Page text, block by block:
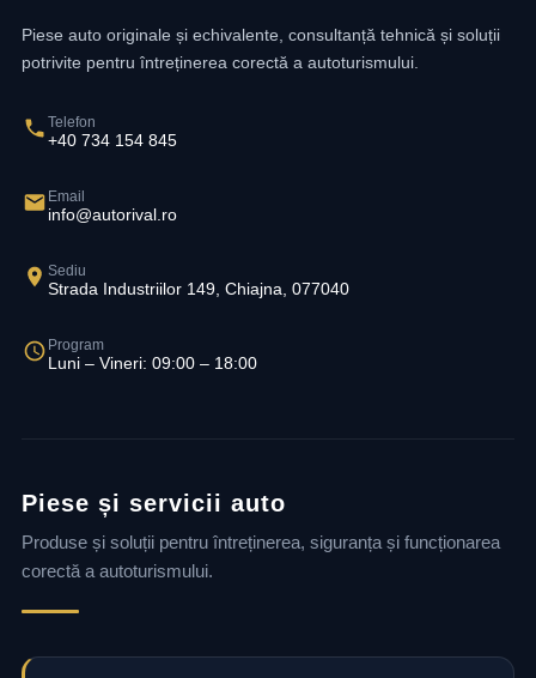
Piese auto originale și echivalente, consultanță tehnică și soluții
potrivite pentru întreținerea corectă a autoturismului.
Telefon
+40 734 154 845
Email
info@autorival.ro
Sediu
Strada Industriilor 149, Chiajna, 077040
Program
Luni – Vineri: 09:00 – 18:00
Piese și servicii auto
Produse și soluții pentru întreținerea, siguranța și funcționarea
corectă a autoturismului.